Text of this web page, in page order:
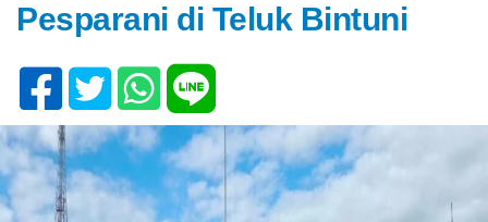
Pesparani di Teluk Bintuni